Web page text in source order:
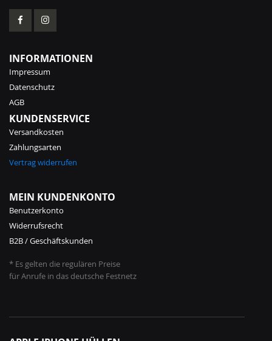
INFORMATIONEN
Impressum
Datenschutz
AGB
KUNDENSERVICE
Versandkosten
Zahlungsarten
Vertrag widerrufen
MEIN KUNDENKONTO
Benutzerkonto
Widerrufsrecht
B2B / Geschäftskunden
* Es gelten die regulären Preise
für Anrufe in das deutsche Festnetz